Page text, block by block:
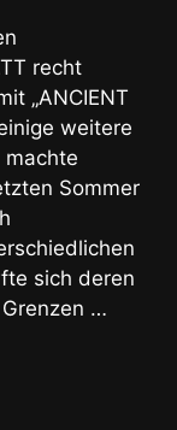
recht
„ANCIENT
weitere
machte
Sommer
sich deren
…